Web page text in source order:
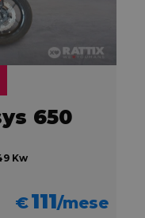
650
Kw
€111/mese